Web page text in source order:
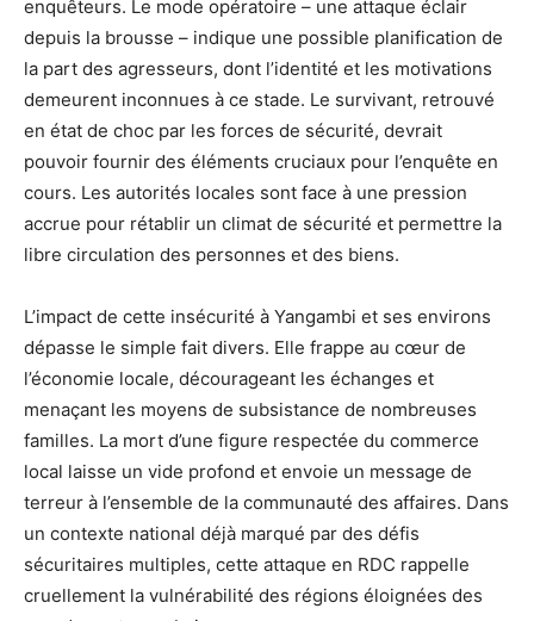
enquêteurs. Le mode opératoire – une attaque éclair
depuis la brousse – indique une possible planification de
la part des agresseurs, dont l’identité et les motivations
demeurent inconnues à ce stade. Le survivant, retrouvé
en état de choc par les forces de sécurité, devrait
pouvoir fournir des éléments cruciaux pour l’enquête en
cours. Les autorités locales sont face à une pression
accrue pour rétablir un climat de sécurité et permettre la
libre circulation des personnes et des biens.
L’impact de cette insécurité à Yangambi et ses environs
dépasse le simple fait divers. Elle frappe au cœur de
l’économie locale, décourageant les échanges et
menaçant les moyens de subsistance de nombreuses
familles. La mort d’une figure respectée du commerce
local laisse un vide profond et envoie un message de
terreur à l’ensemble de la communauté des affaires. Dans
un contexte national déjà marqué par des défis
sécuritaires multiples, cette attaque en RDC rappelle
cruellement la vulnérabilité des régions éloignées des